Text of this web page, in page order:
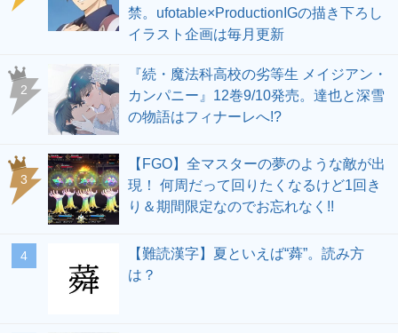
禁。ufotable×ProductionIGの描き下ろし
イラスト企画は毎月更新
2
『続・魔法科高校の劣等生 メイジアン・
カンパニー』12巻9/10発売。達也と深雪
の物語はフィナーレへ!?
3
【FGO】全マスターの夢のような敵が出
現！ 何周だって回りたくなるけど1回き
り＆期間限定なのでお忘れなく!!
4
【難読漢字】夏といえば“蕣”。読み方
は？